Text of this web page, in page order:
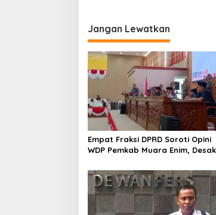
Jangan Lewatkan
Empat Fraksi DPRD Soroti Opini
WDP Pemkab Muara Enim, Desak